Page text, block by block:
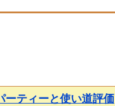
ーティーと使い道評価